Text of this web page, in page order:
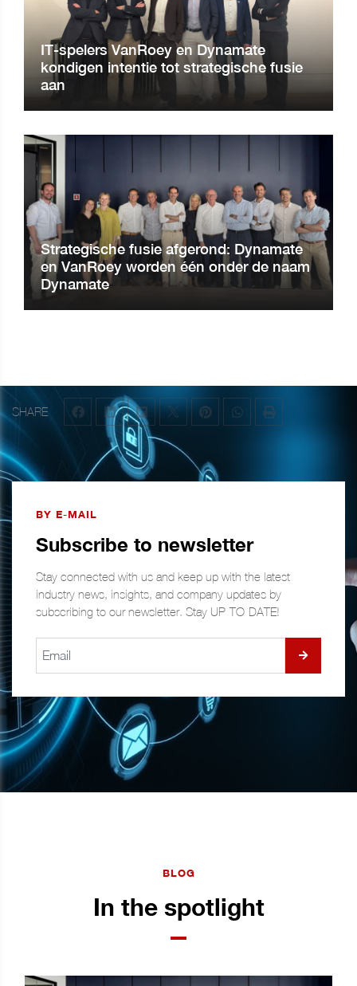
SHARE
IT-spelers VanRoey en Dynamate
kondigen intentie tot strategische fusie
aan
Strategische fusie afgerond: Dynamate
en VanRoey worden één onder de naam
Dynamate
BY E-MAIL
Subscribe to newsletter
Stay connected with us and keep up with the latest
industry news, insights, and company updates by
subscribing to our newsletter. Stay UP-TO-DATE!
BLOG
In the spotlight